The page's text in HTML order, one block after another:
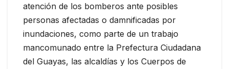
atención de los bomberos ante posibles
personas afectadas o damnificadas por
inundaciones, como parte de un trabajo
mancomunado entre la Prefectura Ciudadana
del Guayas, las alcaldías y los Cuerpos de